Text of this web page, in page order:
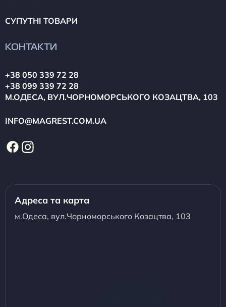
СУПУТНІ ТОВАРИ
КОНТАКТИ
+38 050 339 72 28
+38 099 339 72 28
М.ОДЕСА, ВУЛ.ЧОРНОМОРСЬКОГО КОЗАЦТВА, 103
INFO@MAGREST.COM.UA
Адреса та карта
м.Одеса, вул.Чорноморського Козацтва, 103